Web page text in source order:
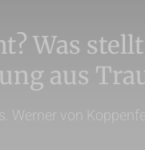
Was
aus
Werner von